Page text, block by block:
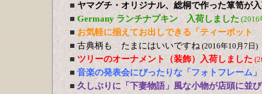
■ ヤマグチ・オリジナル、総桐で作った箪笥が
■ Germany ランチナプキン 入荷しました (2016
■ お気軽に揃えてお出しできる「ティーポッ
■ 古典柄も たまにはいいですね (2016年10月7日)
■ ツリーのオーナメント（装飾）入荷しました
■ 音楽の発表会にぴったりな「フォトフレーム
■ 久しぶりに「下妻物語」風な小物が店頭に並